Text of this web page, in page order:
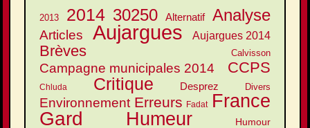
2013 2014 30250 Alternatif Analyse
Articles Aujargues Aujargues 2014
Brèves Calvisson
Campagne municipales 2014 CCPS
Chluda Critique Desprez Divers
Environnement Erreurs Fadat France
Gard Humeur Humour